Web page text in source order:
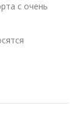
с очень